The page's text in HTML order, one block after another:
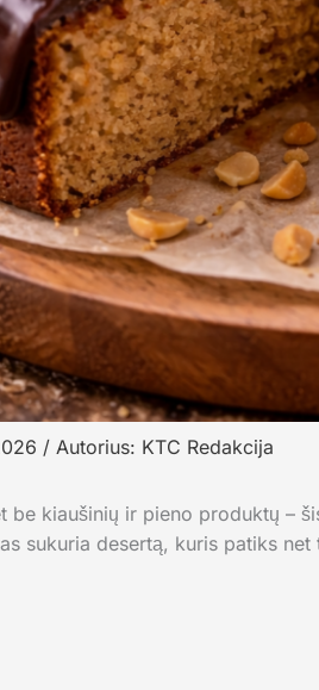
/ Autorius: KTC Redakcija
be kiaušinių ir pieno produktų –
sukuria desertą, kuris patiks